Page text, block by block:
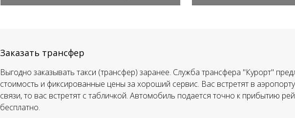
Заказать трансфер
Выгодно заказывать такси (трансфер) заранее. Служба трансфера "Курорт"
стоимость и фиксированные цены за хороший сервис. Вас встретят в
связи, то вас встретят с табличкой. Автомобиль подается точно к прибытию
бесплатно.